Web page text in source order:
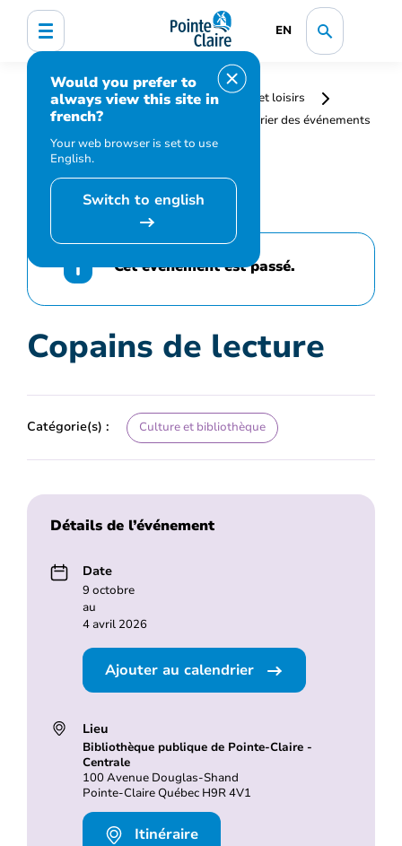
EN
Would you prefer to
always view this site in
french?
Your web browser is set to use
English.
Switch to english
Accueil
Bibliothèque, culture, sports et loisirs
Programmation et inscription
Calendrier des événements
et activités
Copains de lecture
Cet événement est passé.
Copains de lecture
Catégorie(s) : Culture et bibliothèque
Détails de l’événement
Date
9 octobre
au
4 avril 2026
Ajouter au calendrier
Lieu
Bibliothèque publique de Pointe-Claire -
Centrale
100 Avenue Douglas-Shand
Pointe-Claire Québec H9R 4V1
Itinéraire